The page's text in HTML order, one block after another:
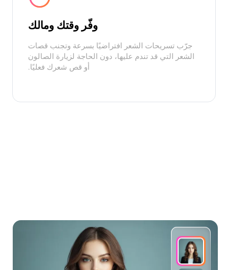
وفّر وقتك ومالك
جرّب تسريحات الشعر افتراضيًا بسرعة وتجنب قصات
الشعر التي قد تندم عليها، دون الحاجة لزيارة الصالون
أو قص شعرك فعليًا.